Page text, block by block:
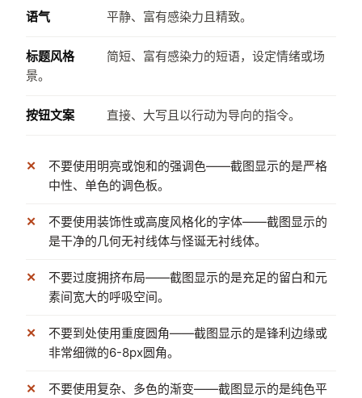
语气 平静、富有感染力且精致。
标题风格
简短、富有感染力的短语，设定情绪或场
景。
按钮文案 直接、大写且以行动为导向的指令。
不要使用明亮或饱和的强调色——截图显示的是严格
中性、单色的调色板。
不要使用装饰性或高度风格化的字体——截图显示的
是干净的几何无衬线体与怪诞无衬线体。
不要过度拥挤布局——截图显示的是充足的留白和元
素间宽大的呼吸空间。
不要到处使用重度圆角——截图显示的是锋利边缘或
非常细微的6-8px圆角。
不要使用复杂、多色的渐变——截图显示的是纯色平